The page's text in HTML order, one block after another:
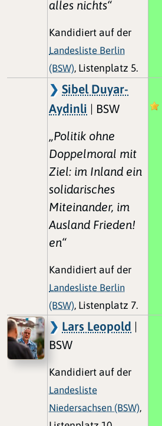
alles nichts“
Kandidiert auf der
Landesliste Berlin
(BSW), Listenplatz 5.
Sibel Duyar-
Aydinli | BSW
„Politik ohne
Doppelmoral mit
Ziel: im Inland ein
solidarisches
Miteinander, im
Ausland Frieden!
en“
Kandidiert auf der
Landesliste Berlin
(BSW), Listenplatz 7.
Lars Leopold |
BSW
Kandidiert auf der
Landesliste
Niedersachsen (BSW),